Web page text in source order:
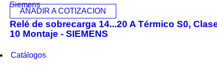
Siemens
AÑADIR A COTIZACION
Relé de sobrecarga 14...20 A Térmico S0,
10 Montaje - SIEMENS
Catálogos